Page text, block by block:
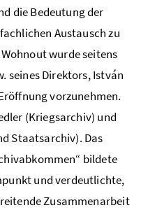
die Bedeutung der
Austausch zu
wurde seitens
seines Direktors, István
vorzunehmen.
(Kriegsarchiv) und
Staatsarchiv). Das
bildete
und verdeutlichte,
Zusammenarbeit